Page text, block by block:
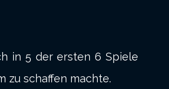
in 5 der ersten 6 Spiele
zu schaffen machte.